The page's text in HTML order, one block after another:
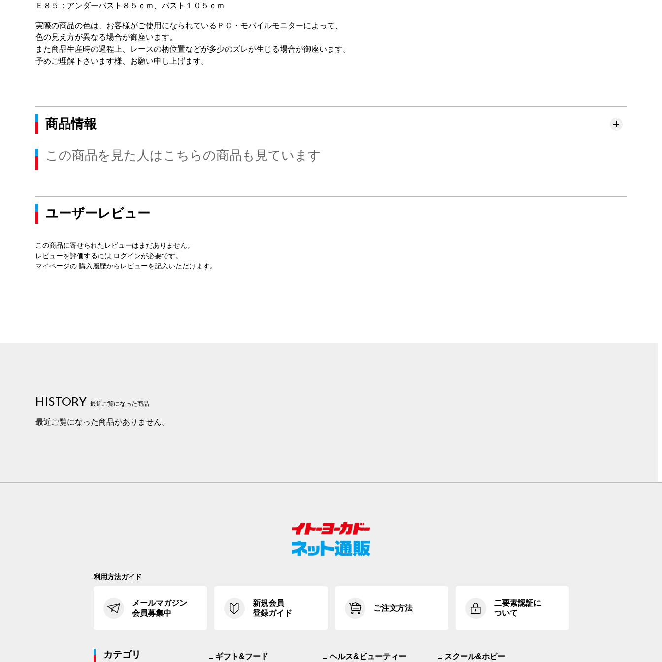
Ｅ８５：アンダーバスト８５ｃｍ、バスト１０５ｃｍ
実際の商品の色は、お客様がご使用になられているＰＣ・モバイルモニターによって、
色の見え方が異なる場合が御座います。
また商品生産時の過程上、レースの柄位置などが多少のズレが生じる場合が御座います。
予めご理解下さいます様、お願い申し上げます。
商品情報
この商品を見た人はこちらの商品も見ています
ユーザーレビュー
この商品に寄せられたレビューはまだありません。
レビューを評価するには ログインが必要です。
マイページの 購入履歴からレビューを記入いただけます。
HISTORY 最近ご覧になった商品
最近ご覧になった商品がありません。
利用方法ガイド
メールマガジン
会員募集中
新規会員
登録ガイド
ご注文方法
二要素認証に
ついて
カテゴリ ギフト&フード ヘルス&ビューティー スクール&ホビー